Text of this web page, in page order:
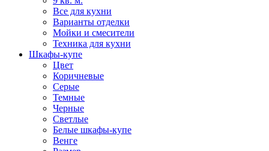
Все для кухни
Варианты отделки
Мойки и смесители
Техника для кухни
Шкафы-купе
Цвет
Коричневые
Серые
Темные
Черные
Светлые
Белые шкафы-купе
Венге